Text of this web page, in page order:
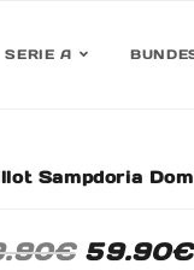
SERIE A
Sampdoria
€ 59.90€